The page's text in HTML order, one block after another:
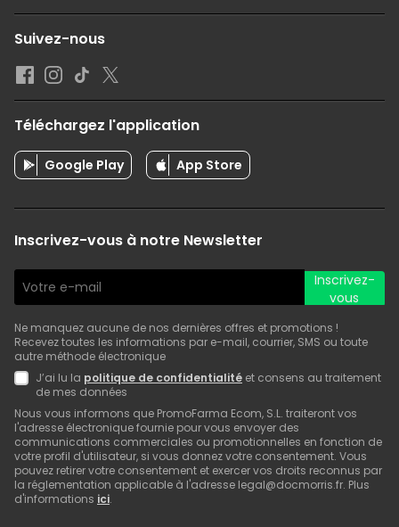
Suivez-nous
Téléchargez l'application
Google Play App Store
Inscrivez-vous à notre Newsletter
Inscrivez-
vous
Ne manquez aucune de nos dernières offres et promotions !
Recevez toutes les informations par e-mail, courrier, SMS ou toute
autre méthode électronique
J’ai lu la politique de confidentialité et consens au traitement
de mes données
Nous vous informons que PromoFarma Ecom, S.L. traiteront vos
l'adresse électronique fournie pour vous envoyer des
communications commerciales ou promotionnelles en fonction de
votre profil d'utilisateur, si vous donnez votre consentement. Vous
pouvez retirer votre consentement et exercer vos droits reconnus par
la réglementation applicable à l'adresse legal@docmorris.fr. Plus
d'informations ici.